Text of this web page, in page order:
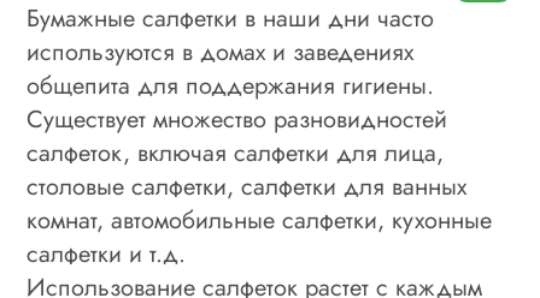
Бумажные салфетки в наши дни часто
используются в домах и заведениях
общепита для поддержания гигиены.
Существует множество разновидностей
салфеток, включая салфетки для лица,
столовые салфетки, салфетки для ванных
комнат, автомобильные салфетки, кухонные
салфетки и т.д.
Использование салфеток растет с каждым